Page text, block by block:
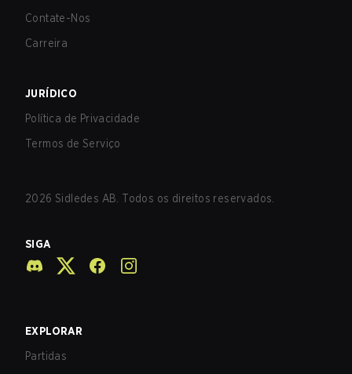
Contate-Nos
Carreira
JURÍDICO
Política de Privacidade
Termos de Serviço
2026 Sidledes AB. Todos os direitos reservados.
SIGA
EXPLORAR
Partidas